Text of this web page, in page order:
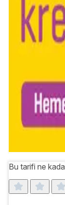
Bu tarifi ne